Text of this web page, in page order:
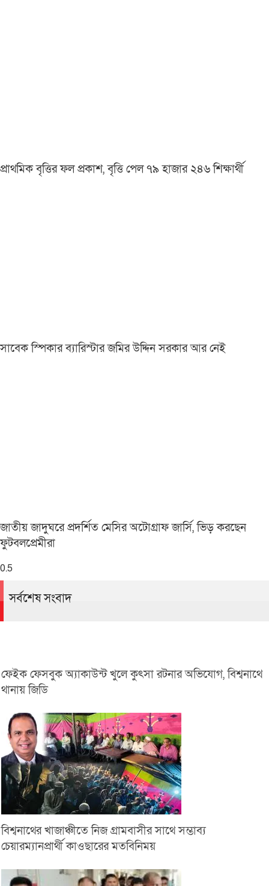
প্রাথমিক বৃত্তির ফল প্রকাশ, বৃত্তি পেল ৭৯ হাজার ২৪৬ শিক্ষার্থী
সাবেক স্পিকার ব্যারিস্টার জমির উদ্দিন সরকার আর নেই
জাতীয় জাদুঘরে প্রদর্শিত মেসির অটোগ্রাফ জার্সি, ভিড় করছেন
ফুটবলপ্রেমীরা
সর্বশেষ সংবাদ
ফেইক ফেসবুক অ্যাকাউন্ট খুলে কুৎসা রটনার অভিযোগ, বিশ্বনাথে
থানায় জিডি
বিশ্বনাথের খাজাঞ্চীতে নিজ গ্রামবাসীর সাথে সম্ভাব্য
চেয়ারম্যানপ্রার্থী কাওছারের মতবিনিময়